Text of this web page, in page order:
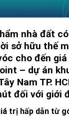
nhà đất
sở hữu thế
cho đến
– dự án
Nam TP.
đối với giới
trị hấp dẫn từ